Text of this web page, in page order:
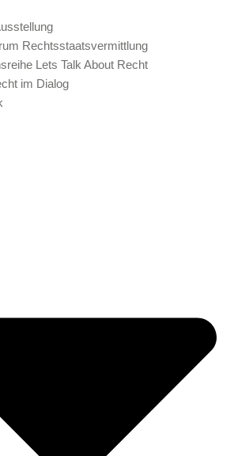
Rechtsstaatsvermittlung
Lets Talk About Recht
im Dialog